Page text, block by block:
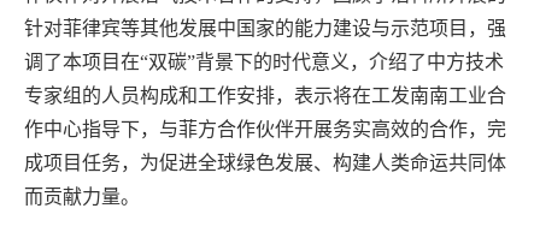
针对菲律宾等其他发展中国家的能力建设与示范项目，强
调了本项目在“双碳”背景下的时代意义，介绍了中方技术
专家组的人员构成和工作安排，表示将在工发南南工业合
作中心指导下，与菲方合作伙伴开展务实高效的合作，完
成项目任务，为促进全球绿色发展、构建人类命运共同体
而贡献力量。